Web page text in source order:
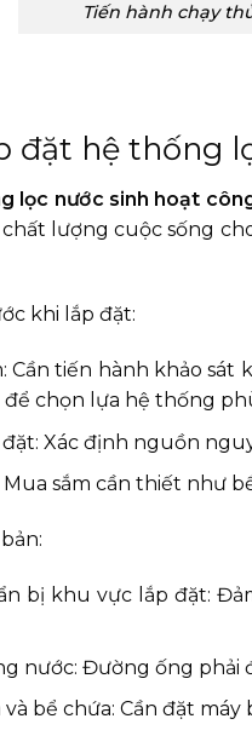
Tiến hành chạy
đặt hệ thống
lọc nước sinh hoạt
lượng cuộc sống
khi lắp đặt:
Cần tiến hành khảo
chọn lựa hệ thống
đặt: Xác định nguồn
sắm cần thiết như
bị khu vực lắp đặt:
nước: Đường ống
và bể chứa: Cần đặt